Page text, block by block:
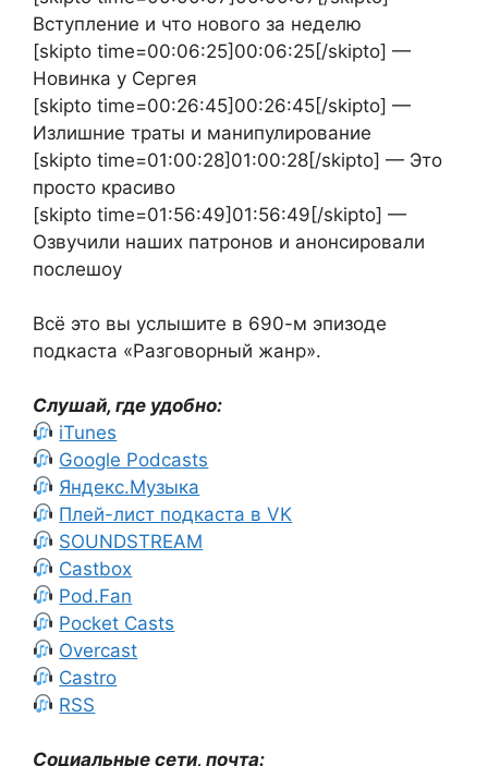
Вступление и что нового за неделю
[skipto time=00:06:25]00:06:25[/skipto] —
Новинка у Сергея
[skipto time=00:26:45]00:26:45[/skipto] —
Излишние траты и манипулирование
[skipto time=01:00:28]01:00:28[/skipto] — Это
просто красиво
[skipto time=01:56:49]01:56:49[/skipto] —
Озвучили наших патронов и анонсировали
послешоу
Всё это вы услышите в 690-м эпизоде
подкаста «Разговорный жанр».
Слушай, где удобно:
iTunes
Google Podcasts
Яндекс.Музыка
Плей-лист подкаста в VK
SOUNDSTREAM
Castbox
Pod.Fan
Pocket Casts
Overcast
Castro
RSS
Социальные сети, почта: